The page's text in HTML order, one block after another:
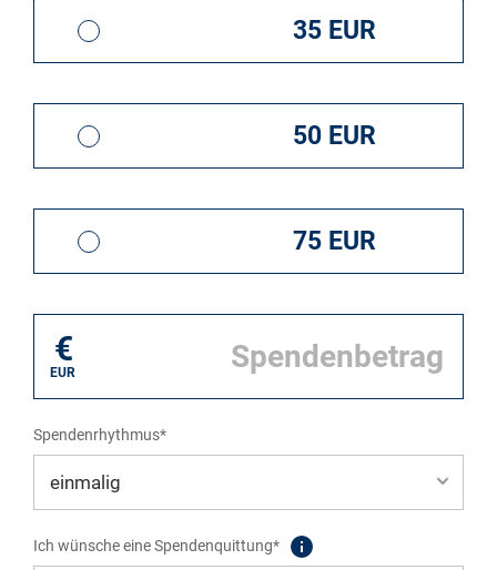
35 EUR
50 EUR
75 EUR
€
EUR
Spendenrhythmus*
Ich wünsche eine Spendenquittung*